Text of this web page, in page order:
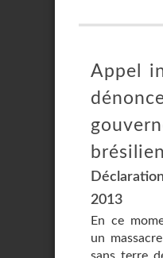
Appel
2013
En ce
un